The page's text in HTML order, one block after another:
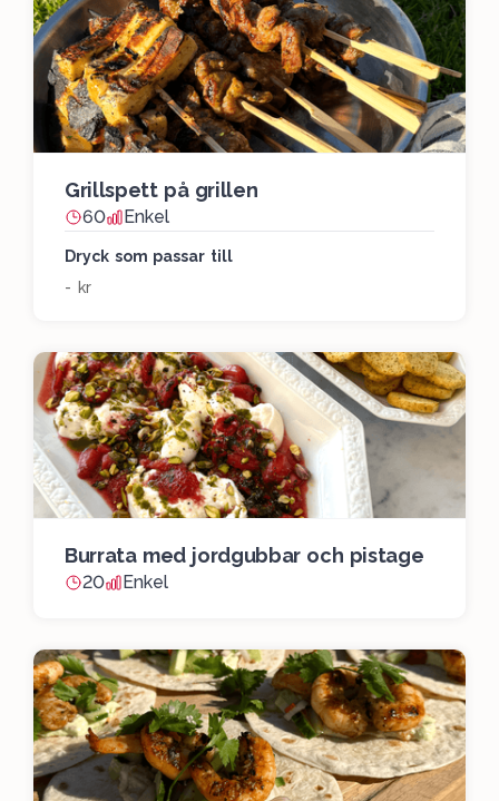
Grillspett på grillen
60 Enkel
Dryck som passar till
- kr
Burrata med jordgubbar och pistage
20 Enkel